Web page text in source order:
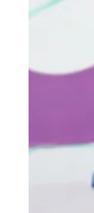
do CondeVila Engenho
EscadaVila Porto
Divulgar Vagas
Publicidade Legal
Parques &